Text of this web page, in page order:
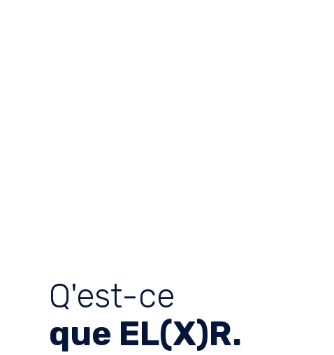
Q'est-ce
que EL(X)R.